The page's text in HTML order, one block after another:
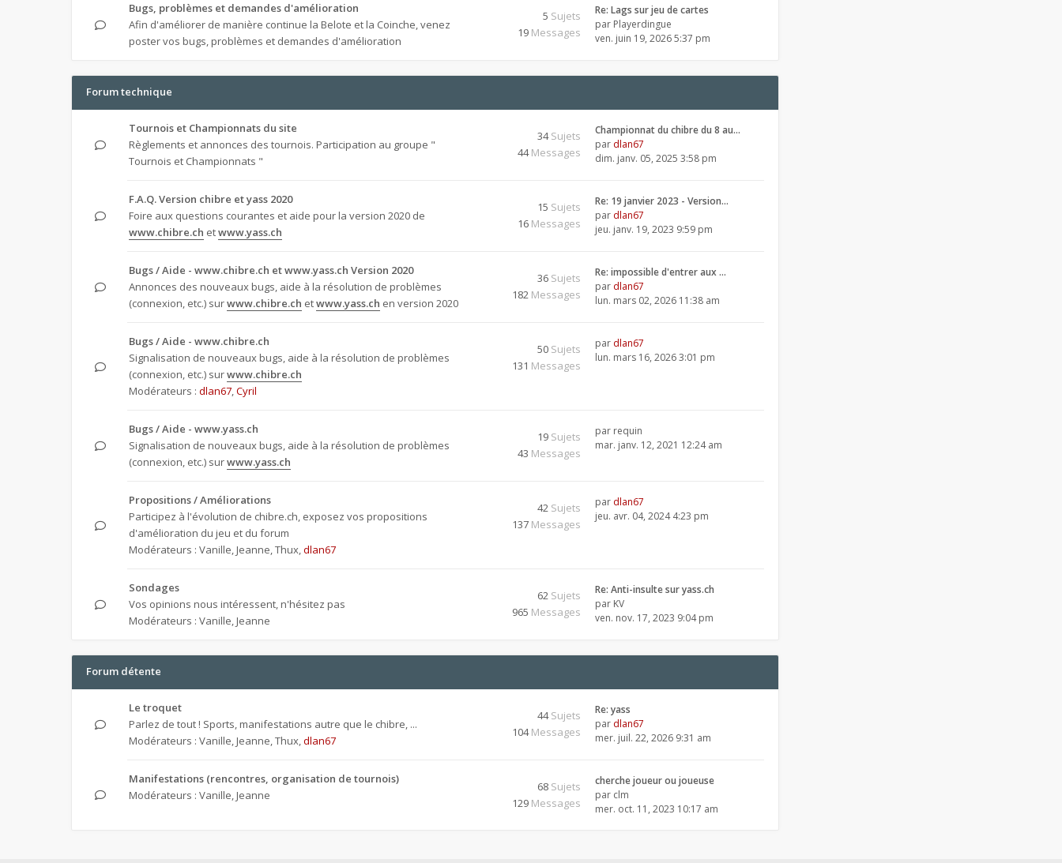
Bugs, problèmes et demandes d'amélioration
Afin d'améliorer de manière continue la Belote et la Coinche, venez
poster vos bugs, problèmes et demandes d'amélioration
5 Sujets
19 Messages
Re: Lags sur jeu de cartes
par Playerdingue
ven. juin 19, 2026 5:37 pm
Forum technique
Tournois et Championnats du site
Règlements et annonces des tournois. Participation au groupe "
Tournois et Championnats "
34Sujets
44Messages
Championnat du chibre du 8 au…
par dlan67
dim. janv. 05, 2025 3:58 pm
F.A.Q. Version chibre et yass 2020
Foire aux questions courantes et aide pour la version 2020 de
www.chibre.ch etwww.yass.ch
15 Sujets
16 Messages
Re: 19 janvier 2023 - Version…
par dlan67
jeu. janv. 19, 2023 9:59 pm
Bugs / Aide - www.chibre.ch et www.yass.ch Version 2020
Annonces des nouveaux bugs, aide à la résolution de problèmes
(connexion, etc.) surwww.chibre.ch etwww.yass.ch en version 2020
36 Sujets
182 Messages
Re: impossible d'entrer aux …
par dlan67
lun. mars 02, 2026 11:38 am
Bugs / Aide - www.chibre.ch
Signalisation de nouveaux bugs, aide à la résolution de problèmes
(connexion, etc.) surwww.chibre.ch
Modérateurs : dlan67,Cyril
50 Sujets
131 Messages
par dlan67
lun. mars 16, 2026 3:01 pm
Bugs / Aide - www.yass.ch
Signalisation de nouveaux bugs, aide à la résolution de problèmes
(connexion, etc.) surwww.yass.ch
19 Sujets
43 Messages
par requin
mar. janv. 12, 2021 12:24 am
Propositions / Améliorations
Participez à l'évolution de chibre.ch, exposez vos propositions
d'amélioration du jeu et du forum
Modérateurs : Vanille, Jeanne,Thux,dlan67
42 Sujets
137 Messages
par dlan67
jeu. avr. 04, 2024 4:23 pm
Sondages
Vos opinions nous intéressent, n'hésitez pas
Modérateurs : Vanille, Jeanne
62 Sujets
965 Messages
Re: Anti-insulte sur yass.ch
par KV
ven. nov. 17, 2023 9:04 pm
Forum détente
Le troquet
Parlez de tout ! Sports, manifestations autre que le chibre, ...
Modérateurs : Vanille, Jeanne,Thux,dlan67
44Sujets
104Messages
Re: yass
par dlan67
mer. juil. 22, 2026 9:31 am
Manifestations (rencontres, organisation de tournois)
Modérateurs : Vanille, Jeanne
68 Sujets
129 Messages
cherche joueur ou joueuse
par clm
mer. oct. 11, 2023 10:17 am